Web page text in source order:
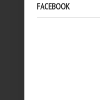
FACEBOOK